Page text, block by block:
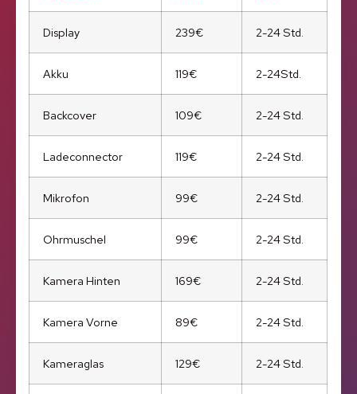
Display 239€ 2-24 Std.
Akku 119€ 2-24Std.
Backcover 109€ 2-24 Std.
Ladeconnector 119€ 2-24 Std.
Mikrofon 99€ 2-24 Std.
Ohrmuschel 99€ 2-24 Std.
Kamera Hinten 169€ 2-24 Std.
Kamera Vorne 89€ 2-24 Std.
Kameraglas 129€ 2-24 Std.